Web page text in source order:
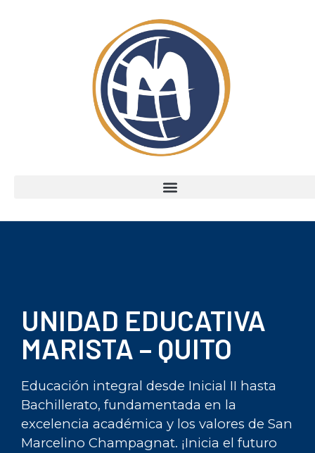
UNIDAD EDUCATIVA
MARISTA – QUITO
Educación integral desde Inicial II hasta
Bachillerato, fundamentada en la
excelencia académica y los valores de San
Marcelino Champagnat. ¡Inicia el futuro